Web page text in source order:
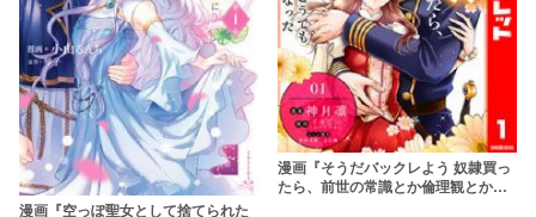
漫画『空っぽ聖女として捨てられた
漫画『そうだバックレよう 奴隷買っ
たら、前世の常識とか倫理観とかど